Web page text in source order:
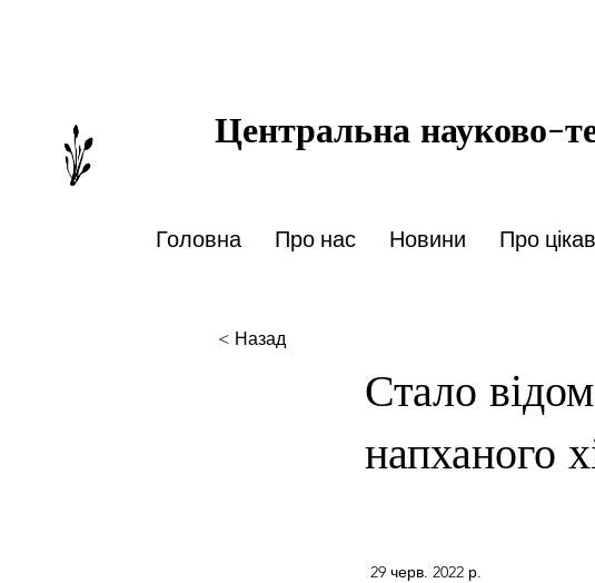
Центральна науково-
Головна Про нас Новини Про
< Назад
Стало
напханого
29 черв. 2022 р.